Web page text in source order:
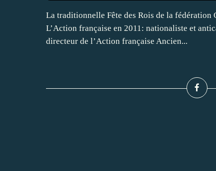
La traditionnelle Fête des Rois de la fédération
L’Action française en 2011: nationaliste et
directeur de l’Action française Ancien...